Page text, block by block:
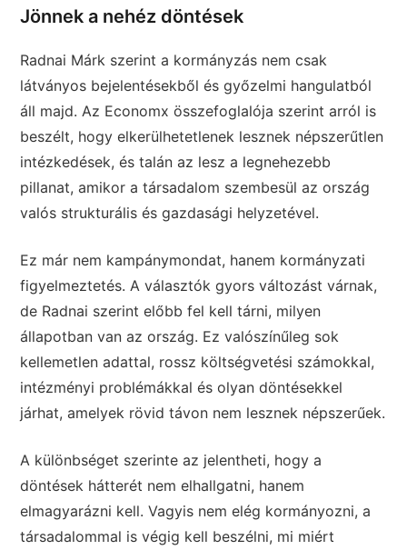
Jönnek a nehéz döntések
Radnai Márk szerint a kormányzás nem csak
látványos bejelentésekből és győzelmi hangulatból
áll majd. Az Economx összefoglalója szerint arról is
beszélt, hogy elkerülhetetlenek lesznek népszerűtlen
intézkedések, és talán az lesz a legnehezebb
pillanat, amikor a társadalom szembesül az ország
valós strukturális és gazdasági helyzetével.
Ez már nem kampánymondat, hanem kormányzati
figyelmeztetés. A választók gyors változást várnak,
de Radnai szerint előbb fel kell tárni, milyen
állapotban van az ország. Ez valószínűleg sok
kellemetlen adattal, rossz költségvetési számokkal,
intézményi problémákkal és olyan döntésekkel
járhat, amelyek rövid távon nem lesznek népszerűek.
A különbséget szerinte az jelentheti, hogy a
döntések hátterét nem elhallgatni, hanem
elmagyarázni kell. Vagyis nem elég kormányozni, a
társadalommal is végig kell beszélni, mi miért